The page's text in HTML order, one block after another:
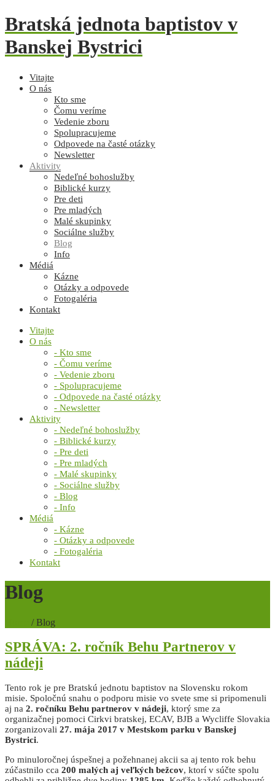
Bratská jednota baptistov v
Banskej Bystrici
Vitajte
O nás
Kto sme
Čomu veríme
Vedenie zboru
Spolupracujeme
Odpovede na časté otázky
Newsletter
Aktivity
Nedeľné bohoslužby
Biblické kurzy
Pre deti
Pre mladých
Malé skupinky
Sociálne služby
Blog
Info
Médiá
Kázne
Otázky a odpovede
Fotogaléria
Kontakt
Vitajte
O nás
- Kto sme
- Čomu veríme
- Vedenie zboru
- Spolupracujeme
- Odpovede na časté otázky
- Newsletter
Aktivity
- Nedeľné bohoslužby
- Biblické kurzy
- Pre deti
- Pre mladých
- Malé skupinky
- Sociálne služby
- Blog
- Info
Médiá
- Kázne
- Otázky a odpovede
- Fotogaléria
Kontakt
Blog
/Blog
SPRÁVA: 2. ročník Behu Partnerov v
nádeji
Tento rok je pre Bratskú jednotu baptistov na Slovensku rokom
misie. Spoločnú snahu o podporu misie vo svete sme si pripomenuli
aj na 2. ročníku Behu partnerov v nádeji, ktorý sme za
organizačnej pomoci Cirkvi bratskej, ECAV, BJB a Wycliffe Slovakia
zorganizovali 27. mája 2017 v Mestskom parku v Banskej
Bystrici.
Po minuloročnej úspešnej a požehnanej akcii sa aj tento rok behu
zúčastnilo cca 200 malých aj veľkých bežcov, ktorí v súčte spolu